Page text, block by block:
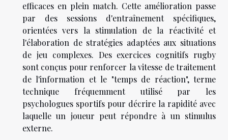
efficaces en plein match. Cette amélioration passe
par des sessions d'entraînement spécifiques,
orientées vers la stimulation de la réactivité et
l'élaboration de stratégies adaptées aux situations
de jeu complexes. Des exercices cognitifs rugby
sont conçus pour renforcer la vitesse de traitement
de l'information et le "temps de réaction", terme
technique fréquemment utilisé par les
psychologues sportifs pour décrire la rapidité avec
laquelle un joueur peut répondre à un stimulus
externe.